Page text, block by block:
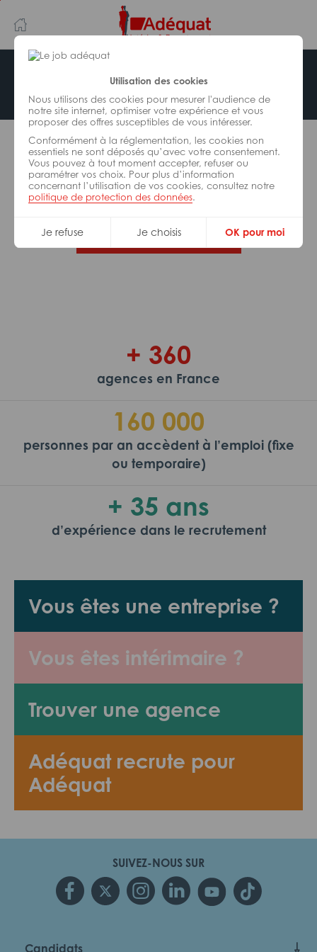
Utilisation des cookies
Nous utilisons des cookies pour mesurer l'audience de
notre site internet, optimiser votre expérience et vous
proposer des offres susceptibles de vous intéresser.
Conformément à la réglementation, les cookies non
essentiels ne sont déposés qu’avec votre consentement.
Vous pouvez à tout moment accepter, refuser ou
paramétrer vos choix. Pour plus d’information
concernant l’utilisation de vos cookies, consultez notre
politique de protection des données.
Je refuse Je choisis OK pour moi
au
contenu
principal
navigation
Offre indisponible
L’offre d’emploi que vous tentez de consulter n’est
plus disponible.
De nombreuses autres missions peuvent vous
correspondre, consultez toutes nos offres.
Trouvez votre job Adéquat !
Vous êtes une entreprise ?
Vous êtes intérimaire ?
Trouver une agence
Adéquat recrute pour
Adéquat
+ 360
agences en France
160 000
personnes par an accèdent à l’emploi (fixe
ou temporaire)
+ 35 ans
d’expérience dans le recrutement
SUIVEZ-NOUS SUR
Candidats